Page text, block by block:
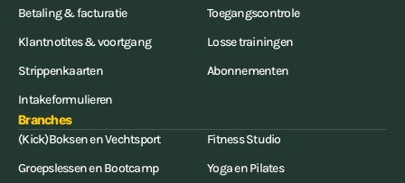
Betaling & facturatie
Toegangscontrole
Klantnotites & voortgang
Losse trainingen
Strippenkaarten
Abonnementen
Intakeformulieren
Branches
(Kick)Boksen en Vechtsport
Fitness Studio
Groepslessen en Bootcamp
Yoga en Pilates